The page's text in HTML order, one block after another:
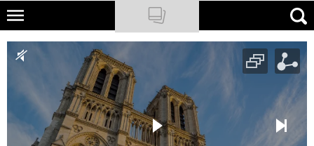
Skip
main
NATIONAL GEOGRAPHIC
PODCASTY
Sklep